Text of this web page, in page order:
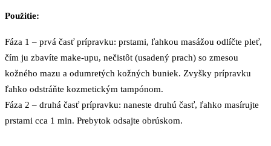
Použitie:
Fáza 1 – prvá časť prípravku: prstami, ľahkou masážou odlíčte pleť,
čím ju zbavíte make-upu, nečistôt (usadený prach) so zmesou
kožného mazu a odumretých kožných buniek. Zvyšky prípravku
ľahko odstráňte kozmetickým tampónom.
Fáza 2 – druhá časť prípravku: naneste druhú časť, ľahko masírujte
prstami cca 1 min. Prebytok odsajte obrúskom.